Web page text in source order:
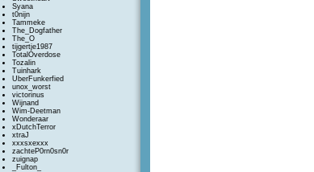
Syana
t0nijn
Tammeke
The_Dogfather
The_O
tijgertje1987
TotalOverdose
Tozalin
Tuinhark
UberFunkerfied
unox_worst
victorinus
Wijnand
Wim-Deetman
Wonderaar
xDutchTerror
xtraJ
xxxsxexxx
zachteP0rn0sn0r
zuignap
_Fulton_